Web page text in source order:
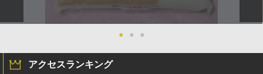
● ● ●
アクセスランキング